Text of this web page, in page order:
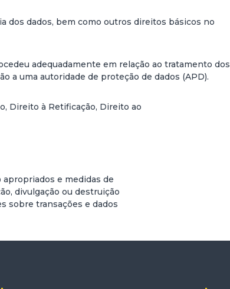
dos dados, bem como outros direitos básicos no
adequadamente em relação ao tratamento dos
a uma autoridade de proteção de dados (APD).
Direito à Retificação, Direito ao
e medidas de
divulgação ou destruição
sobre transações e dados